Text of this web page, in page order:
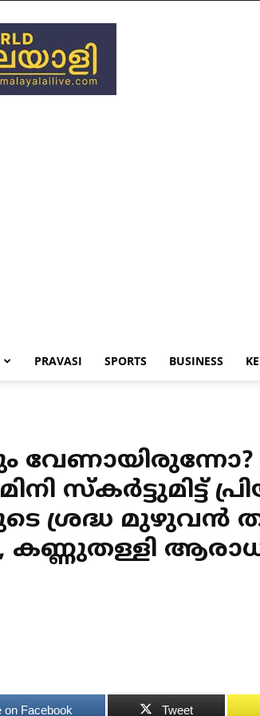
World
Malayali
Live
PRAVASI SPORTS BUSINESS
സ്‌കര്‍ട്ടുമിട്ട്
ശ്രദ്ധ മുഴുവന്‍
കണ്ണുതള്ളി
on Facebook Tweet